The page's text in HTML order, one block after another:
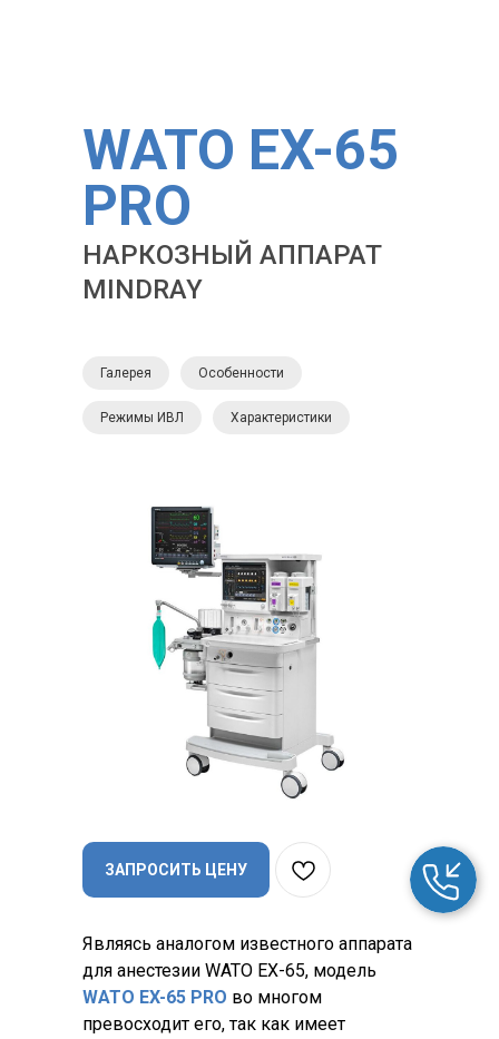
WATO EX-65
PRO
НАРКОЗНЫЙ АППАРАТ
MINDRAY
Галерея Особенности
Режимы ИВЛ Характеристики
ЗАПРОСИТЬ ЦЕНУ
Являясь аналогом известного аппарата
для анестезии WATO EX-65, модель
WATO EX-65 PRO во многом
превосходит его, так как имеет